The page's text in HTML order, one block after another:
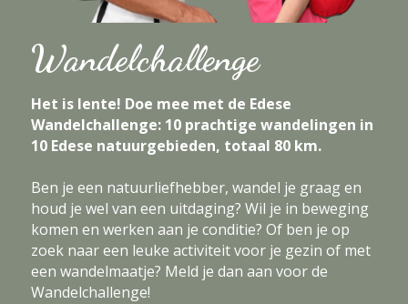
Wandelchallenge
Het is lente! Doe mee met de Edese
Wandelchallenge: 10 prachtige wandelingen in
10 Edese natuurgebieden, totaal 80 km.
Ben je een natuurliefhebber, wandel je graag en
houd je wel van een uitdaging? Wil je in beweging
komen en werken aan je conditie? Of ben je op
zoek naar een leuke activiteit voor je gezin of met
een wandelmaatje? Meld je dan aan voor de
Wandelchallenge!